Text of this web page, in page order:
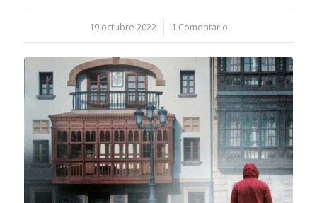
19 octubre 2022
/ 1 Comentario